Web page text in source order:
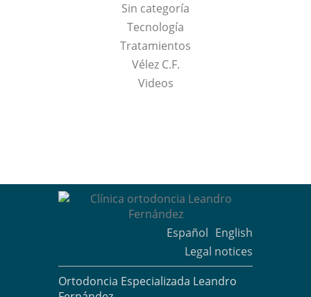
Sin categoría
Tecnología
Tratamientos
Vélez C.F.
Videos
Español English
Legal notices
Ortodoncia Especializada Leandro